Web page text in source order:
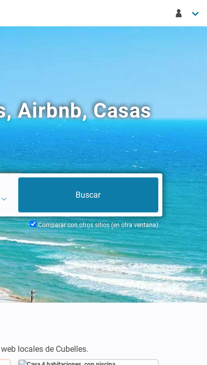
Airbnb, Casas
Comparar con otros sitios (en otra ventana)
locales de Cubelles.